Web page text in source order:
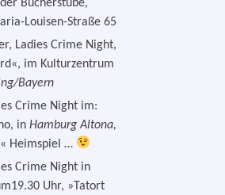
Bücherstube,
Louisen-Straße 65
Ladies Crime Night,
im Kulturzentrum
Bayern
Crime Night im:
inHamburg Altona,
Heimspiel …
Crime Night in
Uhr, »Tatort